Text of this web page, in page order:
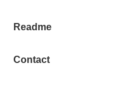
Readme
Contact
と気づいたところなん
だまま書いていないこ
です。日記エント